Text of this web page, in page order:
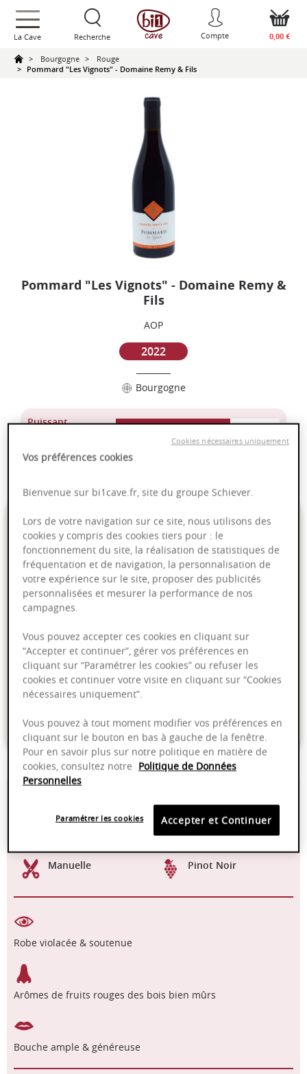
text.skipToContent
text.skipToNavigation
La Cave Recherche Compte 0,00 €
Bourgogne
Rouge
Pommard "Les Vignots" - Domaine Remy & Fils
Pommard "Les Vignots" - Domaine Remy &
Fils
AOP
2022
Bourgogne
Puissant
Epicé
35,00 €
75cl- soit46,67 €/ L
Ajouter au panier
Livraison offerte dans nos points de vente
Emballage anti-casse
Paiement sécurisé
13,00%
2025 - 2030
Manuelle Pinot Noir
Robe violacée & soutenue
Arômes de fruits rouges des bois bien mûrs
Bouche ample & généreuse
Vos préférences cookies
Bienvenue sur bi1cave.fr, site du groupe Schiever.
Lors de votre navigation sur ce site, nous utilisons des
cookies y compris des cookies tiers pour : le
fonctionnement du site, la réalisation de statistiques de
fréquentation et de navigation, la personnalisation de
votre expérience sur le site, proposer des publicités
personnalisées et mesurer la performance de nos
campagnes.
Vous pouvez accepter ces cookies en cliquant sur
“Accepter et continuer”, gérer vos préférences en
cliquant sur “Paramétrer les cookies” ou refuser les
cookies et continuer votre visite en cliquant sur “Cookies
nécessaires uniquement”.
Vous pouvez à tout moment modifier vos préférences en
cliquant sur le bouton en bas à gauche de la fenêtre.
Pour en savoir plus sur notre politique en matière de
cookies, consultez notre Politique de Données
Personnelles
Accepter et Continuer
Paramétrer les cookies
Cookies nécessaires uniquement